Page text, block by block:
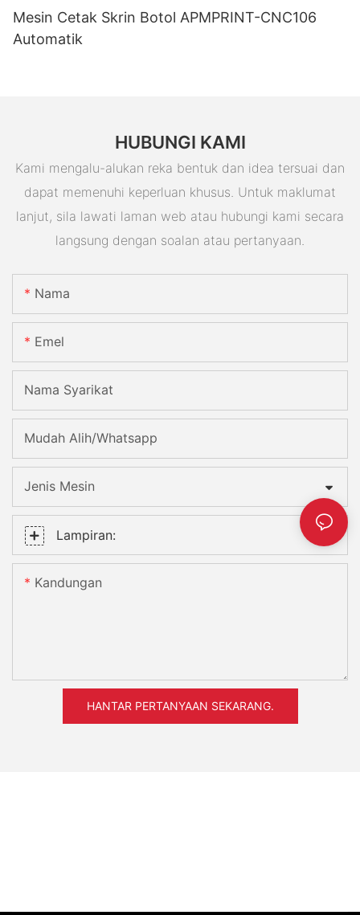
Mesin Cetak Skrin Botol APMPRINT-CNC106
Automatik
HUBUNGI KAMI
Kami mengalu-alukan reka bentuk dan idea tersuai dan
dapat memenuhi keperluan khusus. Untuk maklumat
lanjut, sila lawati laman web atau hubungi kami secara
langsung dengan soalan atau pertanyaan.
Nama
Emel
Nama Syarikat
Mudah Alih/Whatsapp
Jenis Mesin
Lampiran:
Kandungan
HANTAR PERTANYAAN SEKARANG.